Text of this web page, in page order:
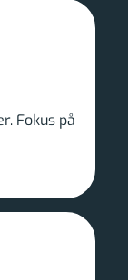
Fokus på